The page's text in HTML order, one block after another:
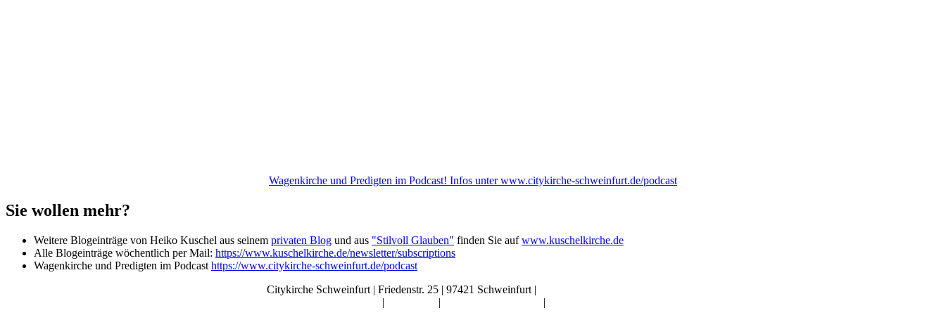
Wagenkirche und Predigten im Podcast! Infos unter www.citykirche-schweinfurt.de/podcast
Sie wollen mehr?
Weitere Blogeinträge von Heiko Kuschel aus seinem privaten Blog und aus "Stilvoll Glauben" finden Sie aufwww.kuschelkirche.de
Alle Blogeinträge wöchentlich per Mail: https://www.kuschelkirche.de/newsletter/subscriptions
Wagenkirche und Predigten im Podcast https://www.citykirche-schweinfurt.de/podcast
Citykirche Schweinfurt | Friedenstr. 25 | 97421 Schweinfurt |
| | |